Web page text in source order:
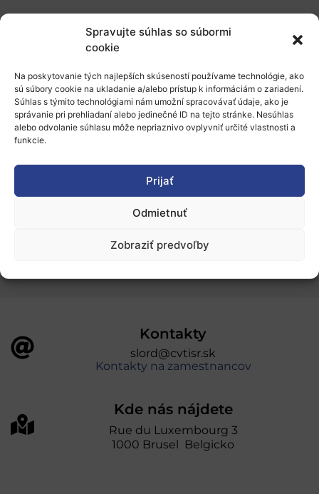
Spravujte súhlas so súbormi
cookie
Na poskytovanie tých najlepších skúseností používame technológie, ako
sú súbory cookie na ukladanie a/alebo prístup k informáciám o zariadení.
Súhlas s týmito technológiami nám umožní spracovávať údaje, ako je
správanie pri prehliadaní alebo jedinečné ID na tejto stránke. Nesúhlas
alebo odvolanie súhlasu môže nepriaznivo ovplyvniť určité vlastnosti a
funkcie.
Prijať
Odmietnuť
Zobraziť predvoľby
O nás
Financovanie a podpora
Stáže a pobyty
Novinky
Ochrana osobných údajov
„Projekt SK4ERA II je spolufinancovaný Európskou
prevádzkuje Centrum vedecko-technických
Kontakty
slord@cvtisr.sk
Kontakty na zamestnancov
Kde nás nájdete
Rue du Luxembourg 3
1000 Brusel Belgicko